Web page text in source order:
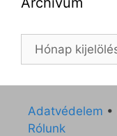
Archívum
Adatvédelem •
Rólunk